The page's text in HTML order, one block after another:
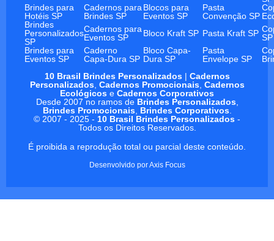
Brindes para
Hotéis SP
Cadernos para
Brindes SP
Blocos para
Eventos SP
Pasta
Convenção SP
Brindes
Personalizados
SP
Cadernos para
Eventos SP
Bloco Kraft SP Pasta Kraft SP SP
Brindes para
Eventos SP
Caderno
Capa-Dura SP
Bloco Capa-
Dura SP
Pasta
Envelope SP
10 Brasil Brindes Personalizados| Cadernos
Personalizados, Cadernos Promocionais, Cadernos
Ecológicos e Cadernos Corporativos
Desde 2007 no ramos de Brindes Personalizados,
Brindes Promocionais, Brindes Corporativos.
© 2007 - 2025 - 10 Brasil Brindes Personalizados -
Todos os Direitos Reservados.
É proibida a reprodução total ou parcial deste conteúdo.
Desenvolvido porAxis Focus